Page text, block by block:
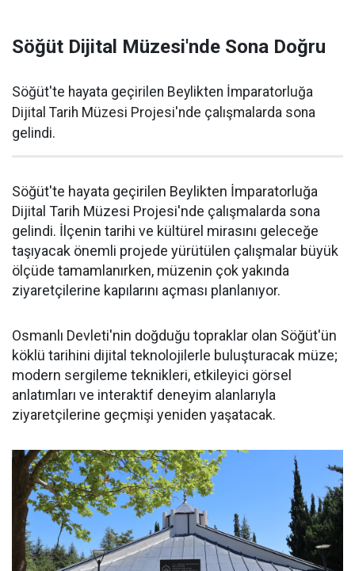
Söğüt Dijital Müzesi'nde Sona Doğru
Söğüt'te hayata geçirilen Beylikten İmparatorluğa
Dijital Tarih Müzesi Projesi'nde çalışmalarda sona
gelindi.
Söğüt'te hayata geçirilen Beylikten İmparatorluğa
Dijital Tarih Müzesi Projesi'nde çalışmalarda sona
gelindi. İlçenin tarihi ve kültürel mirasını geleceğe
taşıyacak önemli projede yürütülen çalışmalar büyük
ölçüde tamamlanırken, müzenin çok yakında
ziyaretçilerine kapılarını açması planlanıyor.
Osmanlı Devleti'nin doğduğu topraklar olan Söğüt'ün
köklü tarihini dijital teknolojilerle buluşturacak müze;
modern sergileme teknikleri, etkileyici görsel
anlatımları ve interaktif deneyim alanlarıyla
ziyaretçilerine geçmişi yeniden yaşatacak.